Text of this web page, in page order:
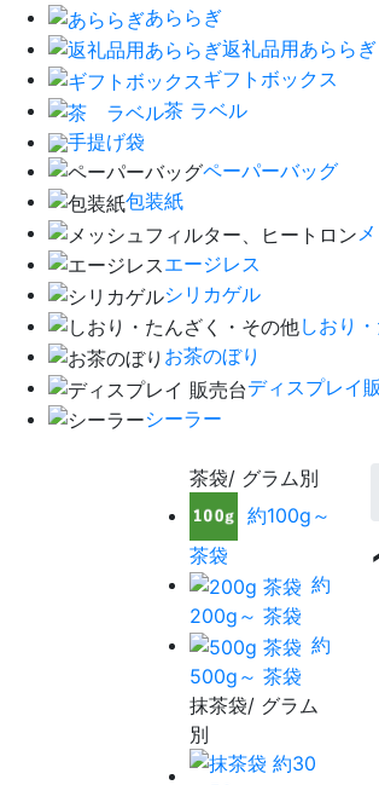
あららぎ
返礼品用あららぎ
ギフトボックス
茶 ラベル
手提げ袋
ペーパーバッグ
包装紙
エージレス
シリカゲル
しおり
お茶のぼり
ディスプレイ
シーラー
茶袋/ グラム別
約100g～
茶袋
約
200g～ 茶袋
約
500g～ 茶袋
抹茶袋/ グラム
別